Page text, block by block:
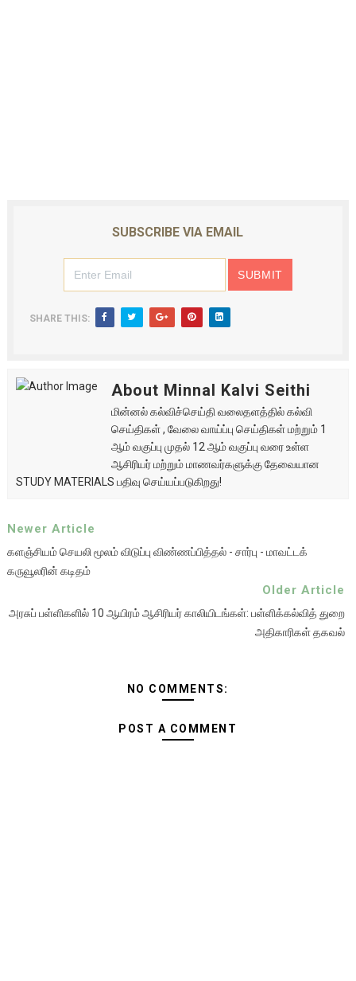
SUBSCRIBE VIA EMAIL
SHARE THIS:
About Minnal Kalvi Seithi
மின்னல் கல்விச்செய்தி வலைதளத்தில் கல்வி
செய்திகள் , வேலை வாய்ப்பு செய்திகள் மற்றும் 1
ஆம் வகுப்பு முதல் 12 ஆம் வகுப்பு வரை உள்ள
ஆசிரியர் மற்றும் மாணவர்களுக்கு தேவையான
STUDY MATERIALS பதிவு செய்யப்படுகிறது!
Newer Article
களஞ்சியம் செயலி மூலம் விடுப்பு விண்ணப்பித்தல் - சார்பு - மாவட்டக்
கருவூலரின் கடிதம்
Older Article
அரசுப் பள்ளிகளில் 10 ஆயிரம் ஆசிரியர் காலியிடங்கள்: பள்ளிக்கல்வித் துறை
அதிகாரிகள் தகவல்
NO COMMENTS:
POST A COMMENT